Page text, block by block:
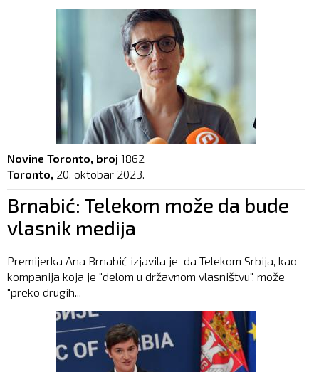
Novine Toronto, broj 1862
Toronto, 20. oktobar 2023.
Brnabić: Telekom može da bude
vlasnik medija
Premijerka Ana Brnabić izjavila je da Telekom Srbija, kao
kompanija koja je "delom u državnom vlasništvu", može
"preko drugih...